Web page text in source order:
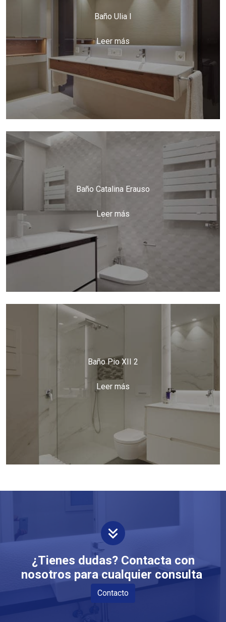
Baño Ulia I
Leer más
Baño Catalina Erauso
Leer más
Baño Pio XII 2
Leer más
¿Tienes dudas? Contacta con
nosotros para cualquier consulta
Contacto